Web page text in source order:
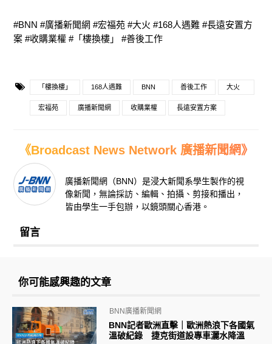
#BNN #廣播新聞網 #宏福苑 #大火 #168人遇難 #長遠安置方
案 #收購業權 #「樓換樓」 #善後工作
「樓換樓」 168人遇難 BNN 善後工作 大火
宏福苑 廣播新聞網 收購業權 長遠安置方案
《Broadcast News Network 廣播新聞網》
廣播新聞網（BNN）是浸大新聞系學生製作的視
像新聞，無論採訪、編輯、拍攝、剪接和播出，
皆由學生一手包辦，以鏡頭關心香港。
留言
你可能感興趣的文章
BNN記者歐洲直擊｜歐洲熱浪下各國氣
溫破紀錄 捷克街道設專車灑水降溫
BNN廣播新聞網